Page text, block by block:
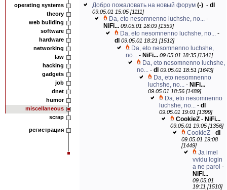
operating systems
theory
web building
software
hardware
networking
law
hacking
gadgets
job
dnet
humor
miscellaneous
scrap
регистрация
Добро пожаловать на новый форум (-) - dl
09.05.01 15:05 [1111]
Da, eto nesomnenno luchshe, no... -
NiFi... 09.05.01 18:09 [1359]
Da, eto nesomnenno luchshe, no... -
dl
09.05.01 18:21 [1512]
Da, eto nesomnenno luchshe,
no... - NiFi... 09.05.01 18:35 [1341]
Da, eto nesomnenno luchshe,
no... - dl 09.05.01 18:51 [1643]
Da, eto nesomnenno
luchshe, no... - NiFi...
09.05.01 18:56 [1489]
Da, eto nesomnenno
luchshe, no... - dl
09.05.01 19:01 [1399]
CookieZ - NiFi...
09.05.01 19:05 [1356]
CookieZ - dl
09.05.01 19:08
[1449]
Ja imel
vvidu login
a ne parol -
NiFi...
09.05.01
19:11 [1510]